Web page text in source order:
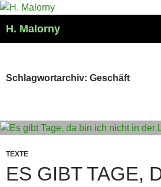
Zum
springen
H. Malorny
Schlagwortarchiv: Geschäft
TEXTE
ES GIBT TAGE,